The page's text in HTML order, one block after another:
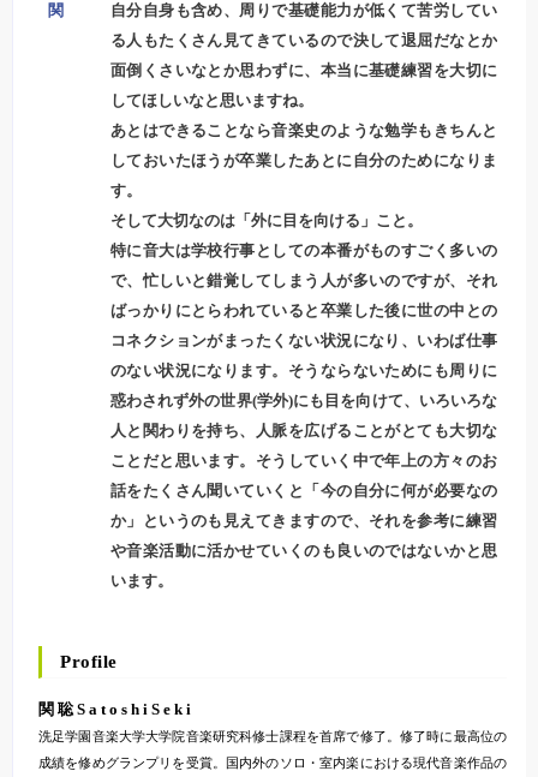
関
自分自身も含め、周りで基礎能力が低くて苦労してい
る人もたくさん見てきているので決して退屈だなとか
面倒くさいなとか思わずに、本当に基礎練習を大切に
してほしいなと思いますね。
あとはできることなら音楽史のような勉学もきちんと
しておいたほうが卒業したあとに自分のためになりま
す。
そして大切なのは「外に目を向ける」こと。
特に音大は学校行事としての本番がものすごく多いの
で、忙しいと錯覚してしまう人が多いのですが、それ
ばっかりにとらわれていると卒業した後に世の中との
コネクションがまったくない状況になり、いわば仕事
のない状況になります。そうならないためにも周りに
惑わされず外の世界(学外)にも目を向けて、いろいろな
人と関わりを持ち、人脈を広げることがとても大切な
ことだと思います。そうしていく中で年上の方々のお
話をたくさん聞いていくと「今の自分に何が必要なの
か」というのも見えてきますので、それを参考に練習
や音楽活動に活かせていくのも良いのではないかと思
います。
Profile
関 聡 S a t o s h i S e k i
洗足学園音楽大学大学院音楽研究科修士課程を首席で修了。修了時に最高位の
成績を修めグランプリを受賞。国内外のソロ・室内楽における現代音楽作品の